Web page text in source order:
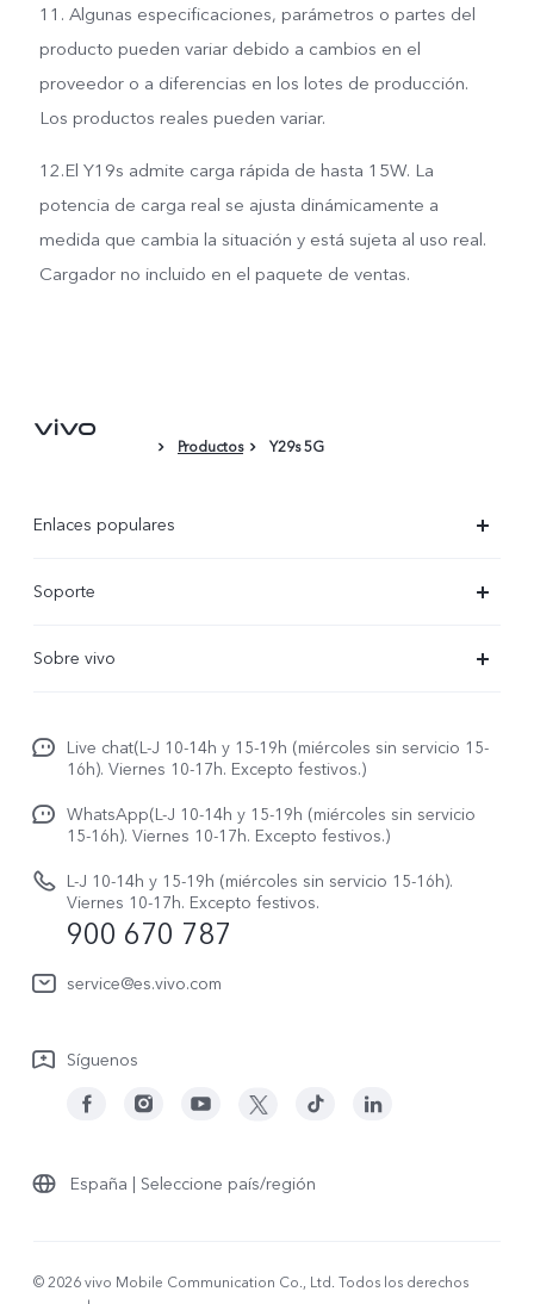
11. Algunas especificaciones, parámetros o partes del
producto pueden variar debido a cambios en el
proveedor o a diferencias en los lotes de producción.
Los productos reales pueden variar.
12.El Y19s admite carga rápida de hasta 15W. La
potencia de carga real se ajusta dinámicamente a
medida que cambia la situación y está sujeta al uso real.
Cargador no incluido en el paquete de ventas.
Productos Y29s 5G
Enlaces populares
X300
V70 5G
V70 FE
Y31 5G
Soporte
Autenticación de IMEI
Gestión de reparaciones
Manual de usuario
Actualización de sistema
Actualizar registro
Instrucciones de Garantía
Sobre vivo
Netiqueta vivo
Avisos legales
Acerca de nosotros
Sostenibilidad
Centro de privacidad de vivo
Live chat(L-J 10-14h y 15-19h (miércoles sin servicio 15-
16h). Viernes 10-17h. Excepto festivos.)
WhatsApp(L-J 10-14h y 15-19h (miércoles sin servicio
15-16h). Viernes 10-17h. Excepto festivos.)
L-J 10-14h y 15-19h (miércoles sin servicio 15-16h).
Viernes 10-17h. Excepto festivos.
900 670 787
service@es.vivo.com
Síguenos
España | Seleccione país/región
© 2026 vivo Mobile Communication Co., Ltd. Todos los derechos